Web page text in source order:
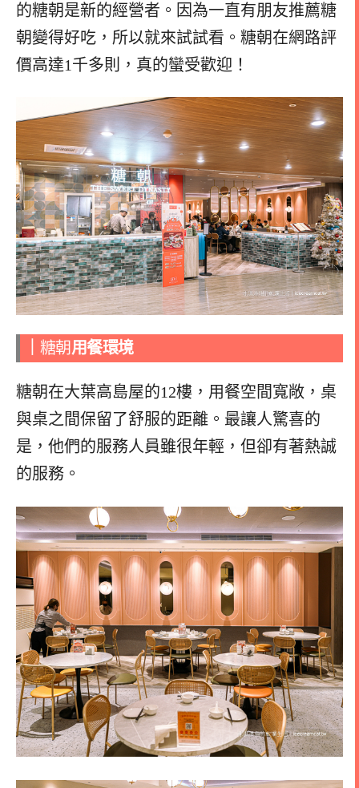
的糖朝是新的經營者。因為一直有朋友推薦糖
朝變得好吃，所以就來試試看。糖朝在網路評
價高達1千多則，真的蠻受歡迎！
糖朝用餐環境
糖朝在大葉高島屋的12樓，用餐空間寬敞，桌
與桌之間保留了舒服的距離。最讓人驚喜的
是，他們的服務人員雖很年輕，但卻有著熱誠
的服務。